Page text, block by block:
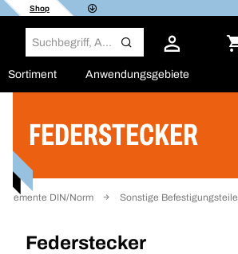
Shop
Sortiment Anwendungsgebiete
FEDERSTECKER
DIN/Norm Sonstige Befestigungsteile
Federstecker
Filter